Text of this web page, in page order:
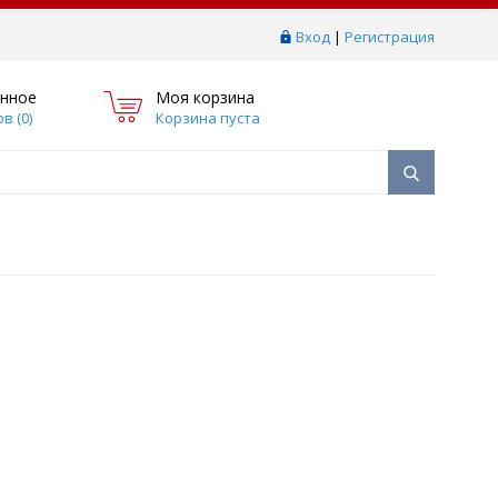
Вход | Регистрация
(0)
Моя корзина
Корзина пуста